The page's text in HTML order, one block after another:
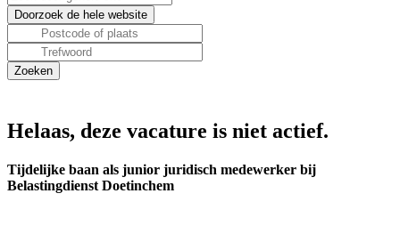
Helaas, deze vacature is niet actief.
Tijdelijke baan als junior juridisch medewerker bij
Belastingdienst Doetinchem